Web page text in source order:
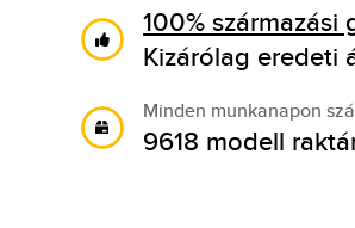
100% származási
Kizárólag eredeti
Minden munkanapon
9618 modell